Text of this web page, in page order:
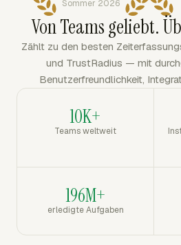
Sommer 2026
Von Teams geliebt.
Zählt zu den besten
und TrustRadius — mit
Benutzerfreundlichkeit,
10K+
Teams weltweit
196M+
erledigte Aufgaben